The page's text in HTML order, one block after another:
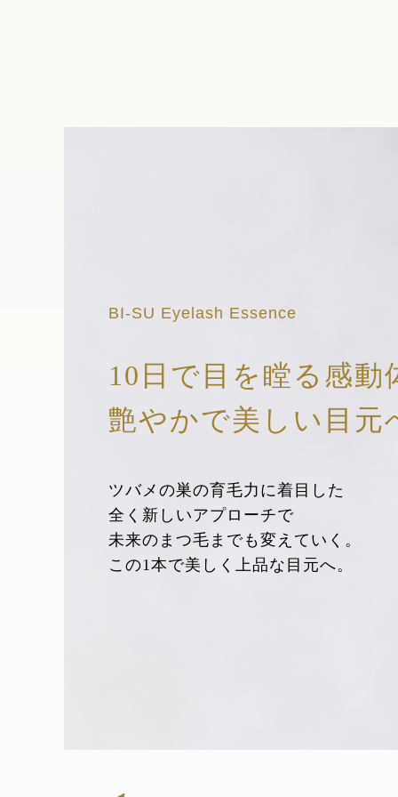
BI-SU Eyelash Essence
10日で目を瞠る感動
艶やかで美しい目元
ツバメの巣の育毛力に着目した
全く新しいアプローチで
未来のまつ毛までも変えていく。
この1本で美しく上品な目元へ。